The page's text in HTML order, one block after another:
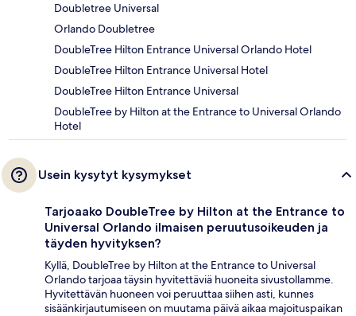
Doubletree Universal
Orlando Doubletree
DoubleTree Hilton Entrance Universal Orlando Hotel
DoubleTree Hilton Entrance Universal Hotel
DoubleTree Hilton Entrance Universal
DoubleTree by Hilton at the Entrance to Universal Orlando
Hotel
Usein kysytyt kysymykset
Tarjoaako DoubleTree by Hilton at the Entrance to
Universal Orlando ilmaisen peruutusoikeuden ja
täyden hyvityksen?
Kyllä, DoubleTree by Hilton at the Entrance to Universal
Orlando tarjoaa täysin hyvitettäviä huoneita sivustollamme.
Hyvitettävän huoneen voi peruuttaa siihen asti, kunnes
sisäänkirjautumiseen on muutama päivä aikaa majoituspaikan